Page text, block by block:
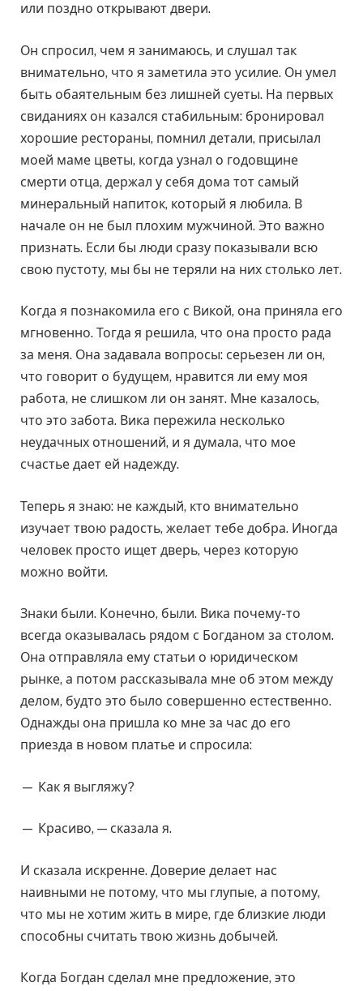
или поздно открывают двери.
Он спросил, чем я занимаюсь, и слушал так
внимательно, что я заметила это усилие. Он умел
быть обаятельным без лишней суеты. На первых
свиданиях он казался стабильным: бронировал
хорошие рестораны, помнил детали, присылал
моей маме цветы, когда узнал о годовщине
смерти отца, держал у себя дома тот самый
минеральный напиток, который я любила. В
начале он не был плохим мужчиной. Это важно
признать. Если бы люди сразу показывали всю
свою пустоту, мы бы не теряли на них столько лет.
Когда я познакомила его с Викой, она приняла его
мгновенно. Тогда я решила, что она просто рада
за меня. Она задавала вопросы: серьезен ли он,
что говорит о будущем, нравится ли ему моя
работа, не слишком ли он занят. Мне казалось,
что это забота. Вика пережила несколько
неудачных отношений, и я думала, что мое
счастье дает ей надежду.
Теперь я знаю: не каждый, кто внимательно
изучает твою радость, желает тебе добра. Иногда
человек просто ищет дверь, через которую
можно войти.
Знаки были. Конечно, были. Вика почему-то
всегда оказывалась рядом с Богданом за столом.
Она отправляла ему статьи о юридическом
рынке, а потом рассказывала мне об этом между
делом, будто это было совершенно естественно.
Однажды она пришла ко мне за час до его
приезда в новом платье и спросила:
— Как я выгляжу?
— Красиво, — сказала я.
И сказала искренне. Доверие делает нас
наивными не потому, что мы глупые, а потому,
что мы не хотим жить в мире, где близкие люди
способны считать твою жизнь добычей.
Когда Богдан сделал мне предложение, это